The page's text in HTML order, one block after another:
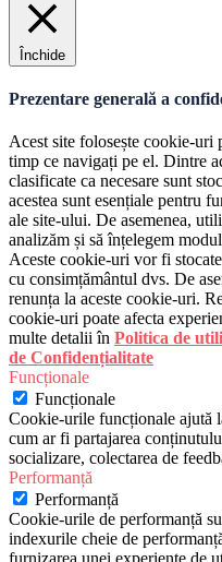
Închide
Prezentare generală a
Acest site folosește cookie-uri
timp ce navigați pe el. Dintre
clasificate ca necesare sunt
acestea sunt esențiale pentru
ale site-ului. De asemenea,
analizăm și să înțelegem
Aceste cookie-uri vor fi
cu consimțământul dvs. De
renunța la aceste cookie-uri.
cookie-uri poate afecta
multe detalii în Politica de
de Confidențialitate
Funcționale
Funcționale
Cookie-urile funcționale ajută
cum ar fi partajarea
socializare, colectarea de
Performanță
Performanță
Cookie-urile de performanță
indexurile cheie de